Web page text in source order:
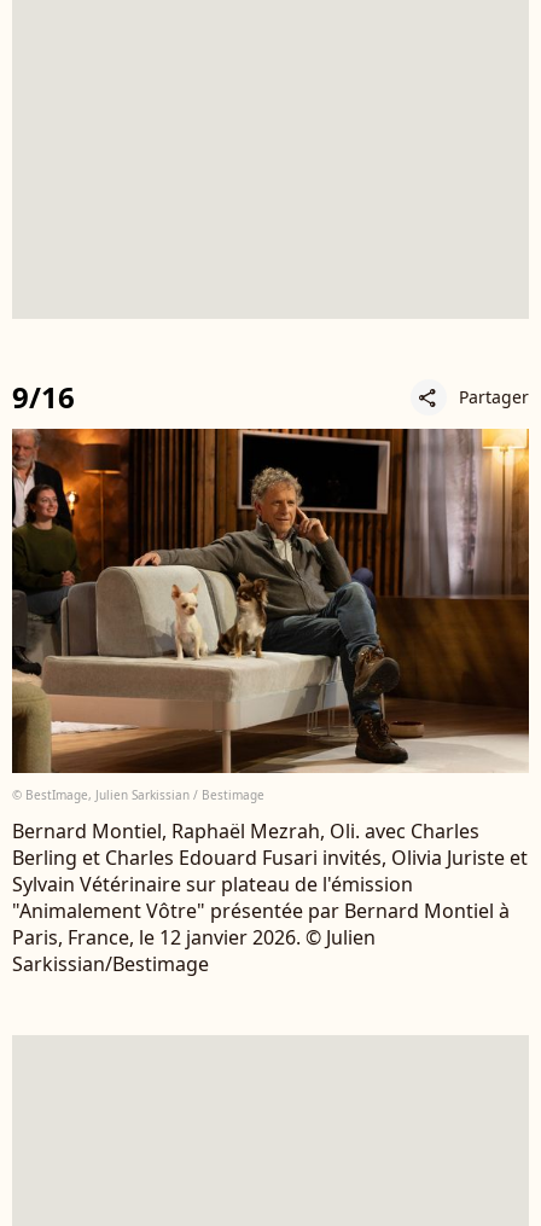
9/16 share Partager
© BestImage, Julien Sarkissian / Bestimage
Bernard Montiel, Raphaël Mezrah, Oli. avec Charles
Berling et Charles Edouard Fusari invités, Olivia Juriste et
Sylvain Vétérinaire sur plateau de l'émission
"Animalement Vôtre" présentée par Bernard Montiel à
Paris, France, le 12 janvier 2026. © Julien
Sarkissian/Bestimage